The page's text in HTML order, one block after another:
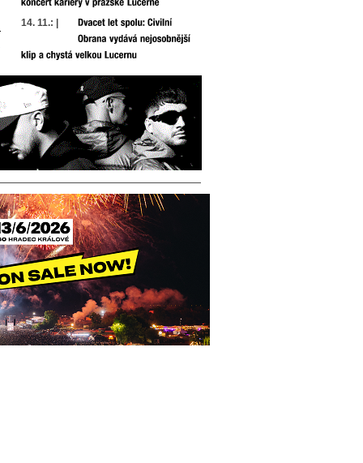
14. 11.: |